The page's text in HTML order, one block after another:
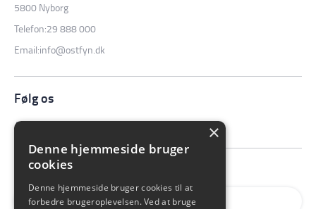
5800 Nyborg
Telefon:29 888 000
Email:info@ostfyn.dk
Følg os
×
Denne hjemmeside bruger
cookies
Denne hjemmeside bruger cookies til at
forbedre brugeroplevelsen. Ved at bruge